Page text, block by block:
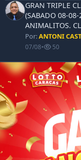
GRAN TRIPLE
(SABADO 08-
ANIMALITOS.
Por:ANTONI
07/08• 50